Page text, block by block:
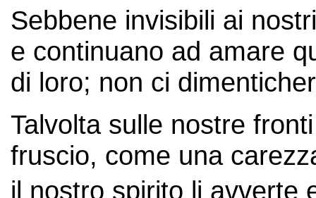
Sebbene invisibili ai
e continuano ad amare
di loro; non ci
Talvolta sulle nostre
fruscio, come una
il nostro spirito li